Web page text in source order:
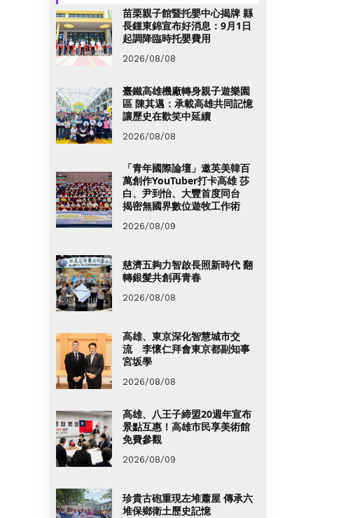
苗栗親子館暨托嬰中心揭牌 縣
長鍾東錦宣布好消息：9月1日
起調降臨時托嬰費用
2026/08/08
臺鐵高雄機廠轉身親子遊樂園
區 陳其邁：承載高雄共同記憶
讓歷史在歡笑中延續
2026/08/08
「青年國際論壇」邀英美韓百
萬創作YouTuber打卡高雄 莎
白、尹到怡、大豐首度同台
揭密無國界數位遊牧工作術
2026/08/09
慈濟五夠力智啟長照新時代 翻
轉銀髮共創再青春
2026/08/08
高雄、東京深化智慧城市交
流 李懷仁拜會東京都副知事
宮坂學
2026/08/08
高雄、八王子締盟20週年宣布
景點互惠！高雄市民享美術館
免費參觀
2026/08/09
珍貴古砲重現左堆蕭屋 傳承六
堆保鄉衛土歷史記憶